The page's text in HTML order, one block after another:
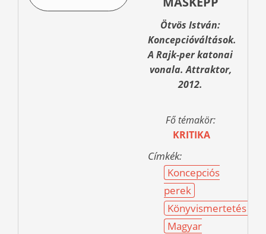
Ötvös István:
Koncepcióváltások.
A Rajk-per katonai
vonala. Attraktor,
2012.
Fő témakör:
KRITIKA
Címkék:
Koncepciós
perek
Könyvismertetés
Magyar